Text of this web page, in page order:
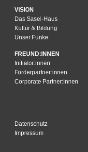
VISION
Das Sasel-Haus
Kultur & Bildung
Unser Funke
FREUND:INNEN
Initiator:innen
Förderpartner:innen
Corporate Partner:innen
Datenschutz
Impressum